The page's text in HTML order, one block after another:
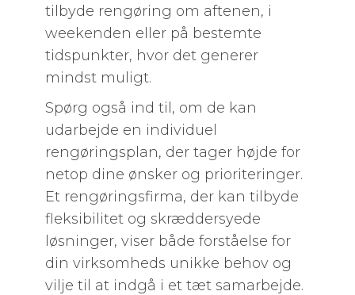
tilbyde rengøring om aftenen, i
weekenden eller på bestemte
tidspunkter, hvor det generer
mindst muligt.
Spørg også ind til, om de kan
udarbejde en individuel
rengøringsplan, der tager højde for
netop dine ønsker og prioriteringer.
Et rengøringsfirma, der kan tilbyde
fleksibilitet og skræddersyede
løsninger, viser både forståelse for
din virksomheds unikke behov og
vilje til at indgå i et tæt samarbejde.